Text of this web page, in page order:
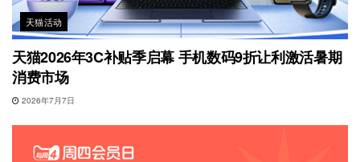
天猫活动
天猫2026年3C补贴季启幕 手机数码9折让利激活暑期
消费市场
2026年7月7日